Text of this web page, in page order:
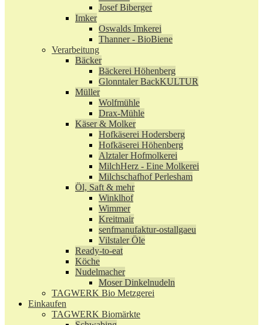
Josef Biberger
Imker
Oswalds Imkerei
Thanner - BioBiene
Verarbeitung
Bäcker
Bäckerei Höhenberg
Glonntaler BackKULTUR
Müller
Wolfmühle
Drax-Mühle
Käser & Molker
Hofkäserei Hodersberg
Hofkäserei Höhenberg
Alztaler Hofmolkerei
MilchHerz - Eine Molkerei
Milchschafhof Perlesham
Öl, Saft & mehr
Winklhof
Wimmer
Kreitmair
senfmanufaktur-ostallgaeu
Vilstaler Öle
Ready-to-eat
Köche
Nudelmacher
Moser Dinkelnudeln
TAGWERK Bio Metzgerei
Einkaufen
TAGWERK Biomärkte